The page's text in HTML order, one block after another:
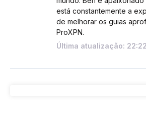
está constantemente a
de melhorar os guias
ProXPN.
Última atualização: